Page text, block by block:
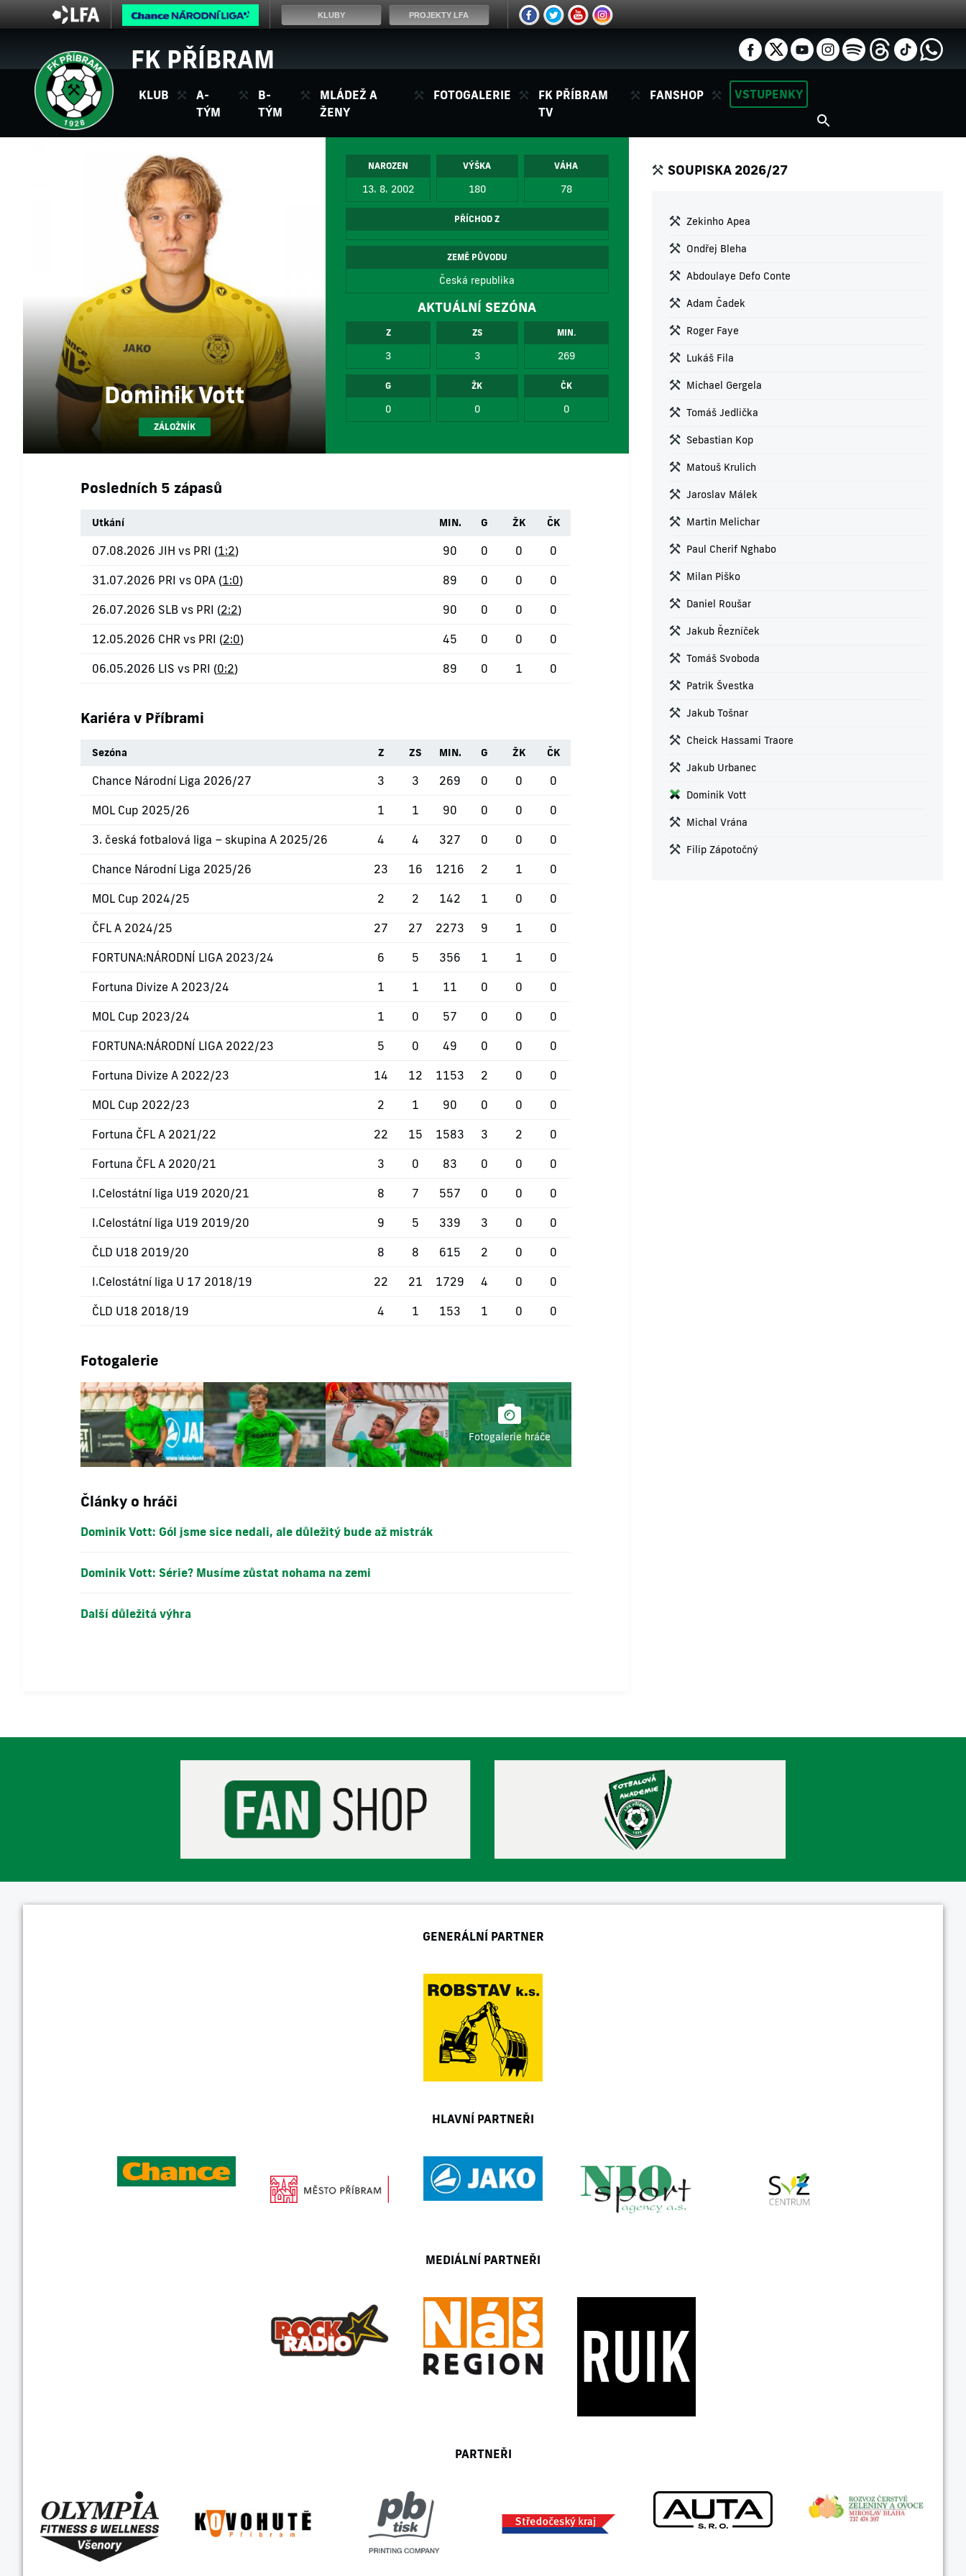
FK PŘÍBRAM
KLUB
A-
TÝM
B-
TÝM
MLÁDEŽ A
ŽENY
FOTOGALERIE
FK PŘÍBRAM
TV
FANSHOP VSTUPENKY
Dominik Vott
ZÁLOŽNÍK
NAROZEN
13. 8. 2002
VÝŠKA
180
VÁHA
78
PŘÍCHOD Z
ZEMĚ PŮVODU
Česká republika
AKTUÁLNÍ SEZÓNA
Z
3
ZS
3
MIN.
269
G
0
ŽK
0
ČK
0
Posledních 5 zápasů
Utkání MIN. G ŽK ČK
07.08.2026 JIH vs PRI (1:2) 90 0 0 0
31.07.2026 PRI vs OPA (1:0) 89 0 0 0
26.07.2026 SLB vs PRI (2:2) 90 0 0 0
12.05.2026 CHR vs PRI (2:0) 45 0 0 0
06.05.2026 LIS vs PRI (0:2) 89 0 1 0
Kariéra v Příbrami
Sezóna Z ZS MIN. G ŽK ČK
Chance Národní Liga 2026/27 3 3 269 0 0 0
MOL Cup 2025/26 1 1 90 0 0 0
3. česká fotbalová liga – skupina A 2025/26 4 4 327 0 0 0
Chance Národní Liga 2025/26 23 16 1216 2 1 0
MOL Cup 2024/25 2 2 142 1 0 0
ČFL A 2024/25 27 27 2273 9 1 0
FORTUNA:NÁRODNÍ LIGA 2023/24 6 5 356 1 1 0
Fortuna Divize A 2023/24 1 1 11 0 0 0
MOL Cup 2023/24 1 0 57 0 0 0
FORTUNA:NÁRODNÍ LIGA 2022/23 5 0 49 0 0 0
Fortuna Divize A 2022/23 14 12 1153 2 0 0
MOL Cup 2022/23 2 1 90 0 0 0
Fortuna ČFL A 2021/22 22 15 1583 3 2 0
Fortuna ČFL A 2020/21 3 0 83 0 0 0
I.Celostátní liga U19 2020/21 8 7 557 0 0 0
I.Celostátní liga U19 2019/20 9 5 339 3 0 0
ČLD U18 2019/20 8 8 615 2 0 0
I.Celostátní liga U 17 2018/19 22 21 1729 4 0 0
ČLD U18 2018/19 4 1 153 1 0 0
Fotogalerie
Fotogalerie hráče
Články o hráči
Dominik Vott: Gól jsme sice nedali, ale důležitý bude až mistrák
Dominik Vott: Série? Musíme zůstat nohama na zemi
Další důležitá výhra
SOUPISKA 2026/27
Zekinho Apea
Ondřej Bleha
Abdoulaye Defo Conte
Adam Čadek
Roger Faye
Lukáš Fila
Michael Gergela
Tomáš Jedlička
Sebastian Kop
Matouš Krulich
Jaroslav Málek
Martin Melichar
Paul Cherif Nghabo
Milan Piško
Daniel Roušar
Jakub Řezníček
Tomáš Svoboda
Patrik Švestka
Jakub Tošnar
Cheick Hassami Traore
Jakub Urbanec
Dominik Vott
Michal Vrána
Filip Zápotočný
GENERÁLNÍ PARTNER
HLAVNÍ PARTNEŘI
MEDIÁLNÍ PARTNEŘI
PARTNEŘI
KLUBY PROJEKTY LFA